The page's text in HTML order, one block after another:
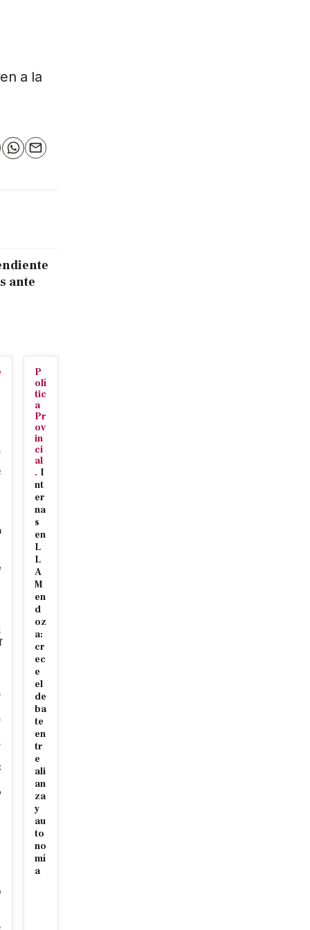
a la
WhatsApp
Email
ante
P
olí
tic
a
Pr
ov
in
ci
al
. I
nt
er
na
s
en
L
L
A
M
en
d
oz
a:
cr
ec
e
el
de
ba
te
en
tr
e
ali
an
za
y
au
to
no
mí
a